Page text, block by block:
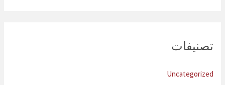
تصنيفات
Uncategorized